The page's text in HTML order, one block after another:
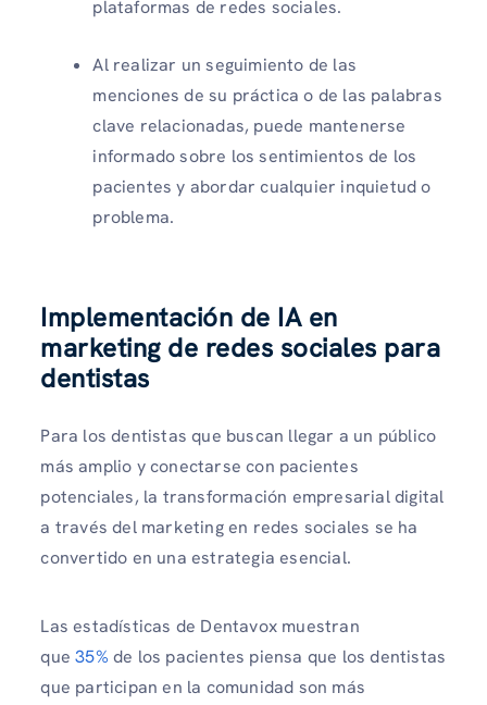
plataformas de redes sociales.
Al realizar un seguimiento de las
menciones de su práctica o de las palabras
clave relacionadas, puede mantenerse
informado sobre los sentimientos de los
pacientes y abordar cualquier inquietud o
problema.
Implementación de IA en
marketing de redes sociales para
dentistas
Para los dentistas que buscan llegar a un público
más amplio y conectarse con pacientes
potenciales, la transformación empresarial digital
a través del marketing en redes sociales se ha
convertido en una estrategia esencial.
Las estadísticas de Dentavox muestran
que35% de los pacientes piensa que los dentistas
que participan en la comunidad son más